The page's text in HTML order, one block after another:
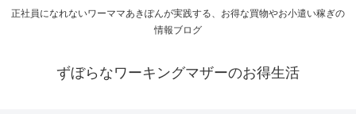
正社員になれないワーママあきぽんが実践する、お得な買物やお小遣い稼ぎの
情報ブログ
ずぼらなワーキングマザーのお得生活